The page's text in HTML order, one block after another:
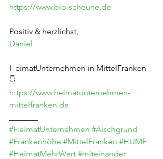
https://www.bio-scheune.de
Positiv & herzlichst,
Daniel
HeimatUnternehmen in MittelFranken
👇
https://www.heimatunternehmen-
mittelfranken.de
#HeimatUnternehmen #Aischgrund
#Frankenhöhe #MittelFranken #HUMF
#HeimatMehrWert #miteinander